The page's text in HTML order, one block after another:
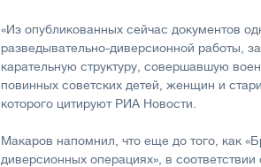
«Из опубликованных сейчас документов
разведывательно-диверсионной работы,
карательную структуру, совершавшую
повинных советских детей, женщин и
которого цитируют РИА Новости.
Макаров напомнил, что еще до того, как
диверсионных операциях», в